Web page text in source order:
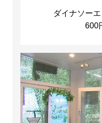
ダイナソー
600